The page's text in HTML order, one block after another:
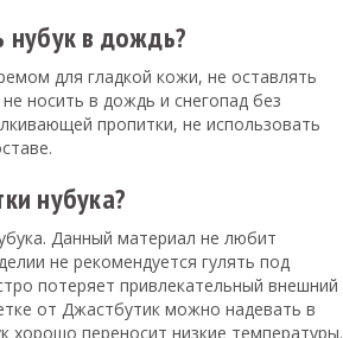
в дождь?
для гладкой кожи, не оставлять
носить в дождь и снегопад без
пропитки, не использовать
нубука?
Данный материал не любит
не рекомендуется гулять под
потеряет привлекательный внешний
от Джастбутик можно надевать в
хорошо переносит низкие температуры.